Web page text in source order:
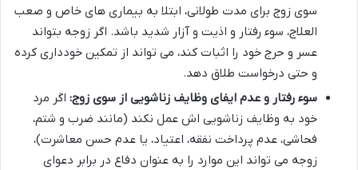
سوی زوج برای مدت طولانی، ابتلا به بیماری های خاص و صعب
العلاج، سوء رفتار و اذیت و آزار شدید باشد. اگر زوجه بتواند
عسر و حرج خود را اثبات کند، می تواند از تمکین خودداری کرده
و حتی درخواست طلاق دهد.
سوء رفتار و عدم ایفای وظایف زناشویی از سوی زوج: اگر مرد
خود به وظایف زناشویی اش عمل نکند (مانند ضرب و شتم،
فحاشی، عدم پرداخت نفقه، اعتیاد، یا عدم حسن معاشرت)،
زوجه می تواند این موارد را به عنوان دفاع در برابر دعوای